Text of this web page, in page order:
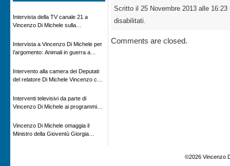
Intervista della TV canale 21 a
Vincenzo Di Michele sulla
Intervista a Vincenzo Di Michele per
l’argomento: Animali in guerra a
in onda su Espansione TV
Intervento alla camera dei Deputati
del relatore Di Michele Vincenzo con
impatto ambientale e problematiche
sui veicoli storici e trattori d’epoca
Interventi televisivi da parte di
Vincenzo Di Michele ai programmi
rivisitazione della storia
Vincenzo Di Michele omaggia il
Ministro della Gioventù Giorgia
Scritto il 25 Novembre 2013 alle
disabilitati.
Comments are closed.
©2026 Vincenzo